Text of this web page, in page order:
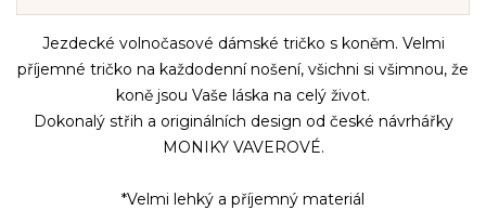
Jezdecké volnočasové dámské tričko s koněm. Velmi
příjemné tričko na každodenní nošení, všichni si všimnou, že
koně jsou Vaše láska na celý život.
Dokonalý střih a originálních design od české návrhářky
MONIKY VAVEROVÉ.
*Velmi lehký a příjemný materiál